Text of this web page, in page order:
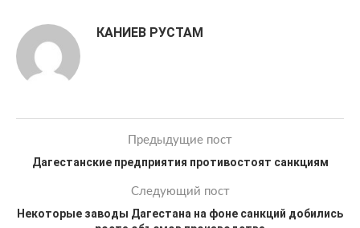
КАНИЕВ РУСТАМ
Предыдущие пост
Дагестанские предприятия противостоят санкциям
Следующий пост
Некоторые заводы Дагестана на фоне санкций добились